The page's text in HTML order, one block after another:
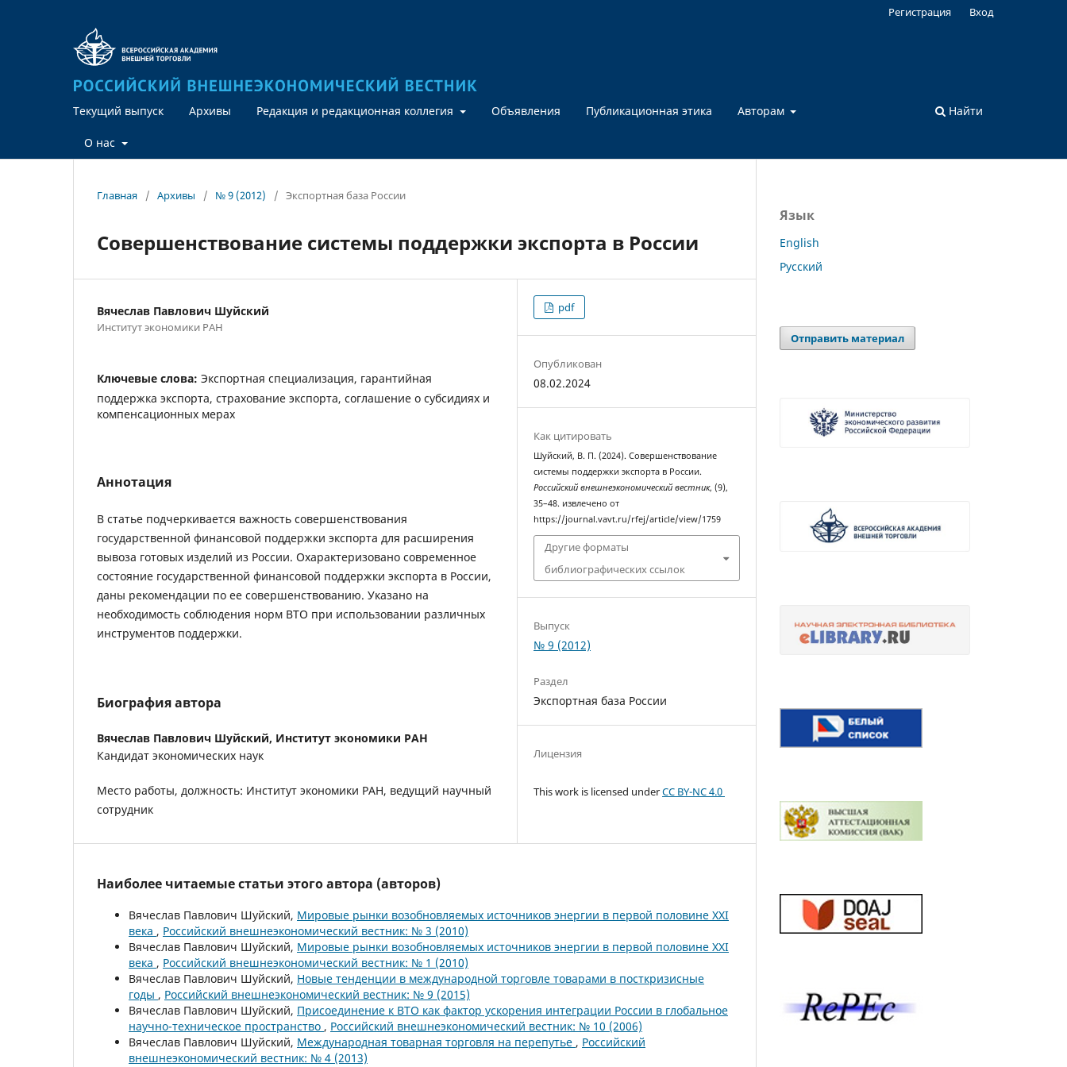
Текущий выпуск Архивы Редакция и редакционная коллегия Объявления Публикационная этика Авторам
О нас
Найти
Регистрация Вход
Главная / Архивы / № 9 (2012) / Экспортная база России
Совершенствование системы поддержки экспорта в России
Вячеслав Павлович Шуйский
Институт экономики РАН
Ключевые слова: Экспортная специализация, гарантийная
поддержка экспорта, страхование экспорта, соглашение о субсидиях и
компенсационных мерах
Аннотация
В статье подчеркивается важность совершенствования
государственной финансовой поддержки экспорта для расширения
вывоза готовых изделий из России. Охарактеризовано современное
состояние государственной финансовой поддержки экспорта в России,
даны рекомендации по ее совершенствованию. Указано на
необходимость соблюдения норм ВТО при использовании различных
инструментов поддержки.
Биография автора
Вячеслав Павлович Шуйский, Институт экономики РАН
Кандидат экономических наук
Место работы, должность: Институт экономики РАН, ведущий научный
сотрудник
pdf
Опубликован
08.02.2024
Как цитировать
Шуйский, В. П. (2024). Совершенствование
системы поддержки экспорта в России.
Российский внешнеэкономический вестник, (9),
35–48. извлечено от
https://journal.vavt.ru/rfej/article/view/1759
Другие форматы
библиографических ссылок
Выпуск
№ 9 (2012)
Раздел
Экспортная база России
Лицензия
This work is licensed underCC BY-NC 4.0
Наиболее читаемые статьи этого автора (авторов)
Вячеслав Павлович Шуйский, Мировые рынки возобновляемых источников энергии в первой половине XXI
века , Российский внешнеэкономический вестник: № 3 (2010)
Вячеслав Павлович Шуйский, Мировые рынки возобновляемых источников энергии в первой половине XXI
века , Российский внешнеэкономический вестник: № 1 (2010)
Вячеслав Павлович Шуйский, Новые тенденции в международной торговле товарами в посткризисные
годы , Российский внешнеэкономический вестник: № 9 (2015)
Вячеслав Павлович Шуйский, Присоединение к ВТО как фактор ускорения интеграции России в глобальное
научно-техническое пространство , Российский внешнеэкономический вестник: № 10 (2006)
Вячеслав Павлович Шуйский, Международная товарная торговля на перепутье , Российский
внешнеэкономический вестник: № 4 (2013)
Язык
English
Русский
Отправить материал